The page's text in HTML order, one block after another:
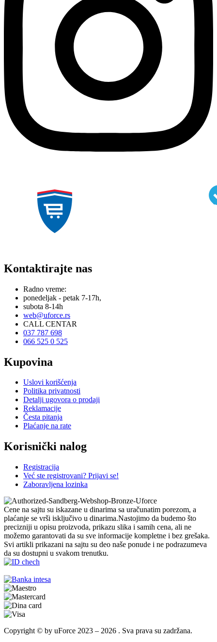
Kontaktirajte nas
Radno vreme:
ponedeljak - petak 7-17h,
subota 8-14h
web@uforce.rs
CALL CENTAR
037 787 698
066 525 0 525
Kupovina
Uslovi korišćenja
Politika privatnosti
Detalji ugovora o prodaji
Reklamacije
Česta pitanja
Plaćanje na rate
Korisnički nalog
Registracija
Već ste registrovani? Prijavi se!
Zaboravljena lozinka
Cene na sajtu su iskazane u dinarima sa uračunatim porezom, a
plaćanje se vrši isključivo u dinarima.Nastojimo da budemo što
precizniji u opisu proizvoda, prikazu slika i samih cena, ali ne
možemo garantovati da su sve informacije kompletne i bez grešaka.
Svi artikli prikazani na sajtu su deo naše ponude i ne podrazumeva
da su dostupni u svakom trenutku.
Copyright © by uForce 2023 – 2026 . Sva prava su zadržana.